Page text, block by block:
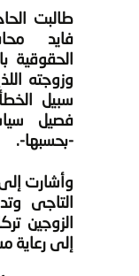
طالبت
فايد
الحقوقية
وزوجته
سبيل
فصيل
-بحسبها-.
وأشارت
التاجى
الزوجين
إلى رعاية